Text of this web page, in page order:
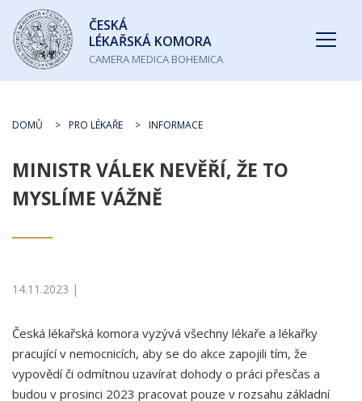
Česká
lékařská
komora
ČESKÁ
LÉKAŘSKÁ KOMORA
CAMERA MEDICA BOHEMICA
DOMŮ PRO LÉKAŘE INFORMACE
MINISTR VÁLEK NEVĚŘÍ, ŽE TO
MYSLÍME VÁŽNĚ
14.11.2023 |
Česká lékařská komora vyzývá všechny lékaře a lékařky
pracující v nemocnicích, aby se do akce zapojili tím, že
vypovědí či odmítnou uzavírat dohody o práci přesčas a
budou v prosinci 2023 pracovat pouze v rozsahu základní